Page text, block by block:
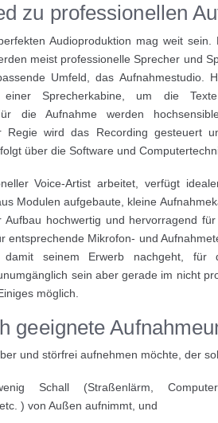
zu professionellen
Audioproduktion mag weit
meist professionelle Sprecher und
Umfeld, das Aufnahmestudio.
Sprecherkabine, um die
die Aufnahme werden
Regie wird das Recording gesteuert
über die Software und
Voice-Artist arbeitet, verfügt
Modulen aufgebaute, kleine
Aufbau hochwertig und hervorragend
entsprechende Mikrofon- und
seinem Erwerb nachgeht, für
sein aber gerade im nicht
möglich.
geeignete
und störfrei aufnehmen möchte, der
Schall (Straßenlärm,
) von Außen aufnimmt, und